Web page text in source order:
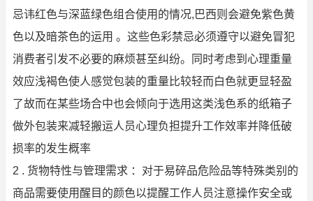
忌讳红色与深蓝绿色组合使用的情况,巴西则会避免紫色黄
色以及暗茶色的运用 。这些色彩禁忌必须遵守以避免冒犯
消费者引发不必要的麻烦甚至纠纷。同时考虑到心理重量
效应浅褐色使人感觉包装的重量比较轻而白色就更显轻盈
了故而在某些场合中也会倾向于选用这类浅色系的纸箱子
做外包装来减轻搬运人员心理负担提升工作效率并降低破
损率的发生概率
2 . 货物特性与管理需求 ：对于易碎品危险品等特殊类别的
商品需要使用醒目的颜色以提醒工作人员注意操作安全或